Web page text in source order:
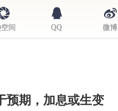
间 QQ 微博
预期，加息或生变